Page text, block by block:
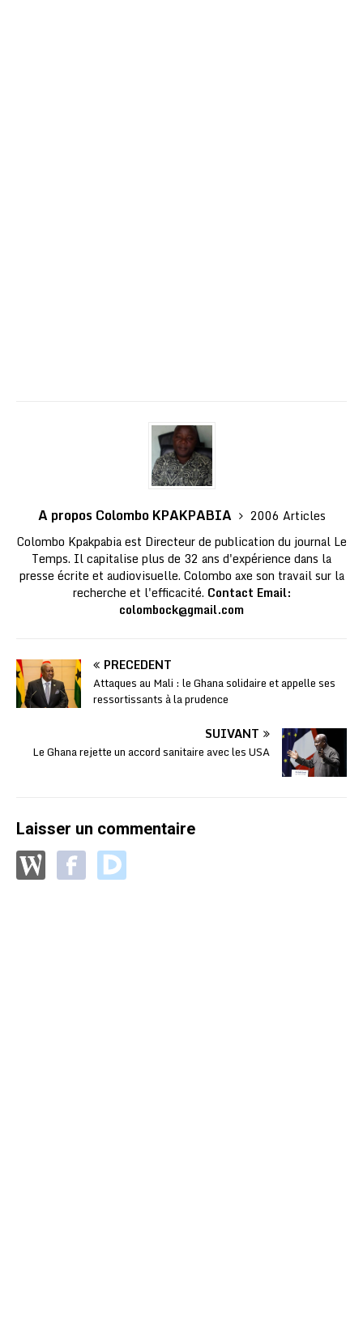
A propos Colombo KPAKPABIA
2006 Articles
Colombo Kpakpabia est Directeur de publication du journal Le
Temps. Il capitalise plus de 32 ans d'expérience dans la
presse écrite et audiovisuelle. Colombo axe son travail sur la
recherche et l'efficacité. Contact Email:
colombock@gmail.com
PRÉCÉDENT
Attaques au Mali : le Ghana solidaire et appelle ses
ressortissants à la prudence
SUIVANT
Le Ghana rejette un accord sanitaire avec les USA
Laisser un commentaire